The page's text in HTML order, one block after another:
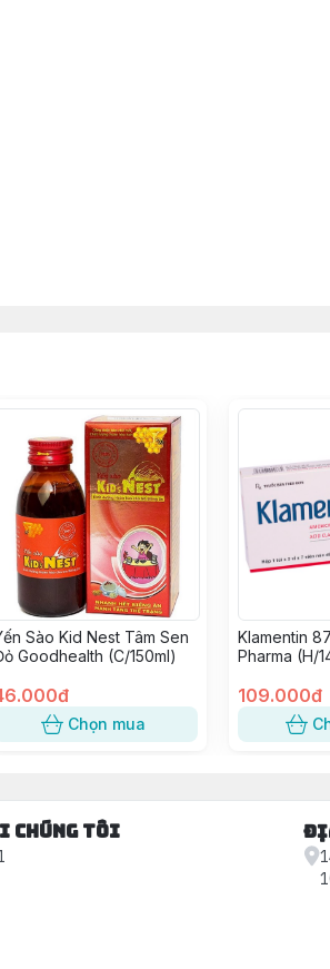
Sào Kid Nest Tâm Sen
Goodhealth (C/150ml)
Chọn mua
Klamentin
Pharma (H/
109.000đ
chúng tôi